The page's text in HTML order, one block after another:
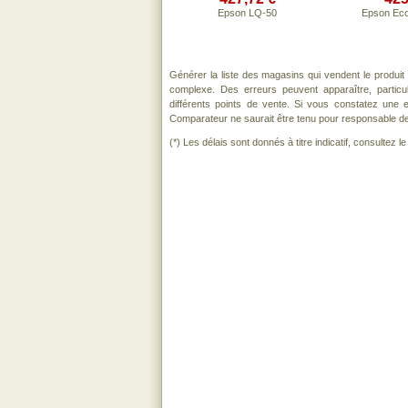
Epson LQ-50 Epson
Générer la liste des magasins qui vendent le produit
complexe. Des erreurs peuvent apparaître,
différents points de vente. Si vous constatez
Comparateur ne saurait être tenu pour responsable
(*) Les délais sont donnés à titre indicatif, consultez